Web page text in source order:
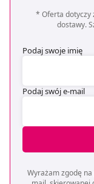
* Oferta dotyczy
dostawy.
Podaj swoje imię
Podaj swój e-mail
Wyrażam zgodę